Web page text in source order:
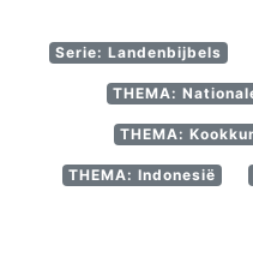
Serie: Landenbijbels
THEMA:
THEMA:
THEMA: Indonesië